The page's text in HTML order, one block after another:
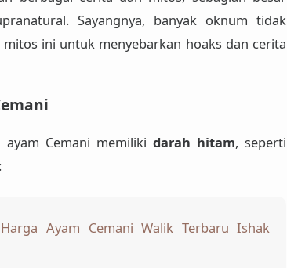
Sayangnya, banyak oknum tidak
ini untuk menyebarkan hoaks dan cerita
Cemani memiliki darah hitam, seperti
Ayam Cemani Walik Terbaru Ishak